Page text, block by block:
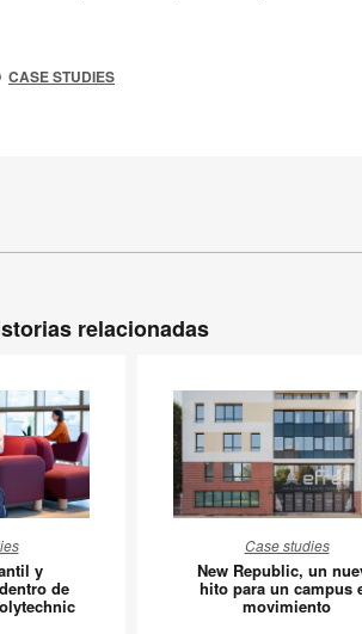
CASE STUDIES
relacionadas
y
de
un
nuevo
Case studies
New Republic, un
hito para un campus
movimiento